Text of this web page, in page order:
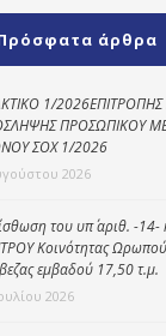
Κοινωνικό
παντοπωλείο
Kοινωνικό
φαρμακείο
Πρόγραμμα
Κέντρο Ημερήσιας
Φροντίδας
Ηλικιωμένων
(Κ.Η.Φ.Η.) Πρέβεζας
άρθρα
1/
ΠΡΟΣΩΠΙΚΟΥ
ΣΟΧ 1/2026
2026
του υπ΄ αριθ. -
Κοινότητας
εμβαδού 17,50 τ.μ.
2026